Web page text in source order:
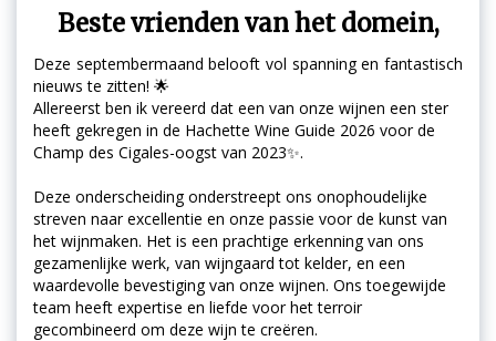
Beste vrienden van het domein,
Deze septembermaand belooft vol spanning en fantastisch
nieuws te zitten! 🌟
Allereerst ben ik vereerd dat een van onze wijnen een ster
heeft gekregen in de Hachette Wine Guide 2026 voor de
Champ des Cigales-oogst van 2023✨.
Deze onderscheiding onderstreept ons onophoudelijke
streven naar excellentie en onze passie voor de kunst van
het wijnmaken. Het is een prachtige erkenning van ons
gezamenlijke werk, van wijngaard tot kelder, en een
waardevolle bevestiging van onze wijnen. Ons toegewijde
team heeft expertise en liefde voor het terroir
gecombineerd om deze wijn te creëren.